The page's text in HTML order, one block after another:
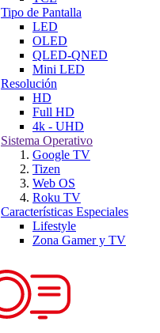
Tipo de Pantalla
LED
OLED
QLED-QNED
Mini LED
Resolución
HD
Full HD
4k - UHD
Sistema Operativo
Google TV
Tizen
Web OS
Roku TV
Características Especiales
Lifestyle
Zona Gamer y TV